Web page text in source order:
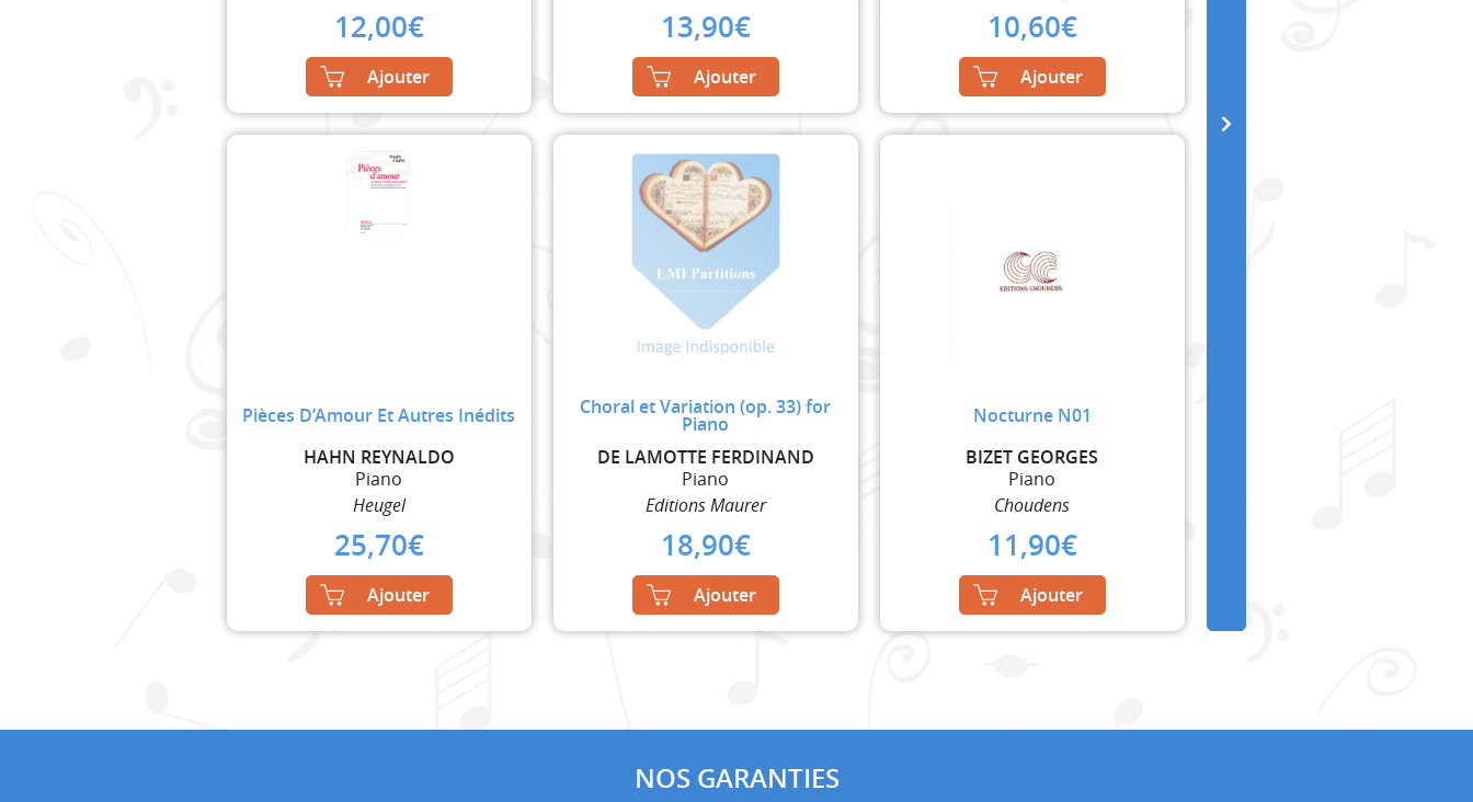
12,00€
Ajouter
13,90€
Ajouter
10,60€
Ajouter
Pièces D’Amour Et Autres Inédits
HAHN REYNALDO
Piano
Heugel
25,70€
Ajouter
Choral et Variation (op. 33) for
Piano
DE LAMOTTE FERDINAND
Piano
Editions Maurer
18,90€
Ajouter
Nocturne N01
BIZET GEORGES
Piano
Choudens
11,90€
Ajouter
NOS GARANTIES